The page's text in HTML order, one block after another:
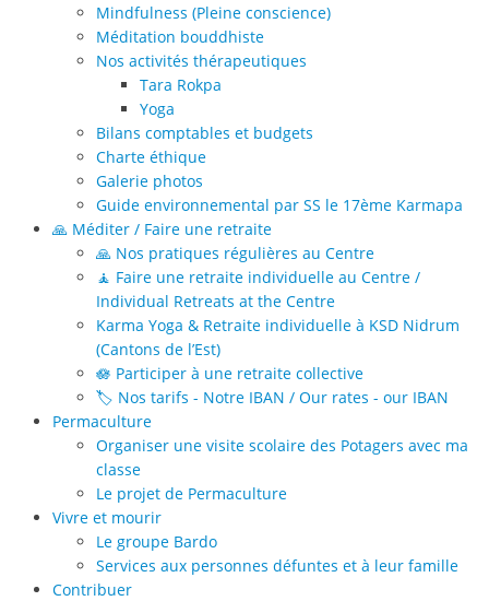
Mindfulness (Pleine conscience)
Méditation bouddhiste
Nos activités thérapeutiques
Tara Rokpa
Yoga
Bilans comptables et budgets
Charte éthique
Galerie photos
Guide environnemental par SS le 17ème Karmapa
🙏 Méditer / Faire une retraite
🙏 Nos pratiques régulières au Centre
🧘 Faire une retraite individuelle au Centre /
Individual Retreats at the Centre
Karma Yoga & Retraite individuelle à KSD Nidrum
(Cantons de l’Est)
🪷 Participer à une retraite collective
🏷️ Nos tarifs - Notre IBAN / Our rates - our IBAN
Permaculture
Organiser une visite scolaire des Potagers avec ma
classe
Le projet de Permaculture
Vivre et mourir
Le groupe Bardo
Services aux personnes défuntes et à leur famille
Contribuer